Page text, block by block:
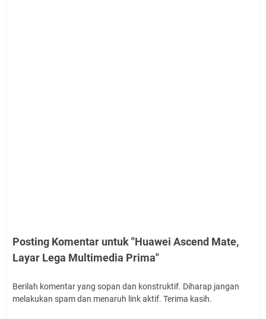
Posting Komentar untuk "Huawei Ascend Mate,
Layar Lega Multimedia Prima"
Berilah komentar yang sopan dan konstruktif. Diharap jangan
melakukan spam dan menaruh link aktif. Terima kasih.